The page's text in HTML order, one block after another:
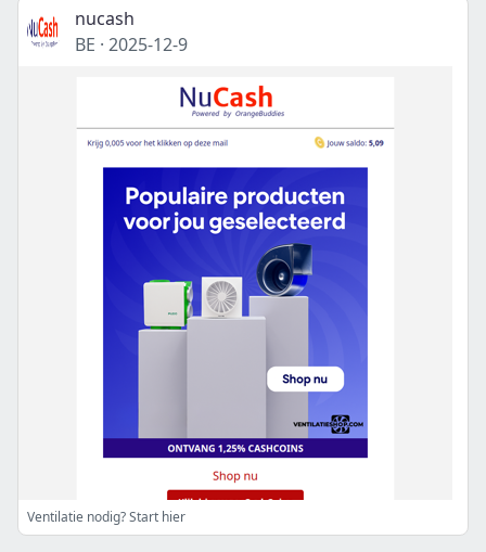
nucash
BE · 2025-12-9
Ventilatie nodig? Start hier